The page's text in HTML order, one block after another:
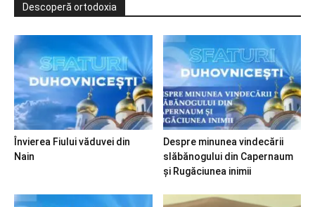
Descoperă ortodoxia
Învierea Fiului văduvei din
Nain
Despre minunea vindecării
slăbănogului din Capernaum
și Rugăciunea inimii